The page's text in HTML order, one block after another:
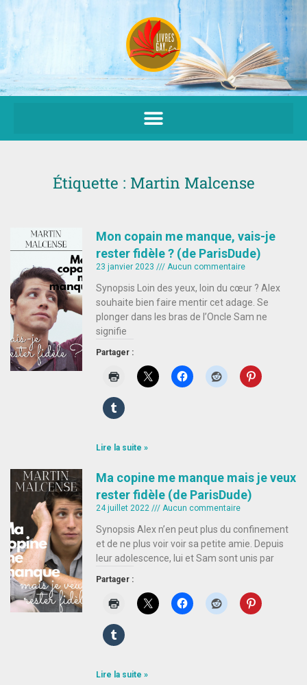
Aller
au
contenu
Étiquette : Martin Malcense
Mon copain me manque, vais-je
rester fidèle ? (de ParisDude)
23 janvier 2023 Aucun commentaire
Synopsis Loin des yeux, loin du cœur ? Alex
souhaite bien faire mentir cet adage. Se
plonger dans les bras de l’Oncle Sam ne
signifie
Partager :
Lire la suite »
Ma copine me manque mais je veux
rester fidèle (de ParisDude)
24 juillet 2022 Aucun commentaire
Synopsis Alex n’en peut plus du confinement
et de ne plus voir voir sa petite amie. Depuis
leur adolescence, lui et Sam sont unis par
Partager :
Lire la suite »